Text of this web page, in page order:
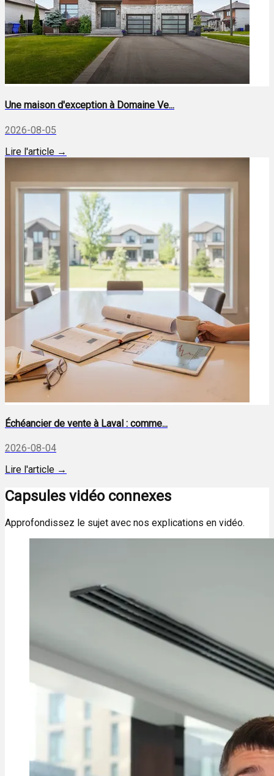
Une maison d'exception à Domaine Ve...
2026-08-05
Lire l'article →
Échéancier de vente à Laval : comme...
2026-08-04
Lire l'article →
Capsules vidéo connexes
Approfondissez le sujet avec nos explications en vidéo.